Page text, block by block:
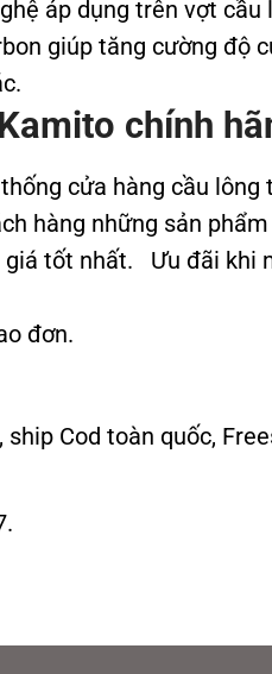
áp dụng trên vợt
giúp tăng cường độ
chính
cửa hàng cầu
hàng những sản
giá tốt nhất. Ưu đãi
đơn.
Cod toàn quốc,